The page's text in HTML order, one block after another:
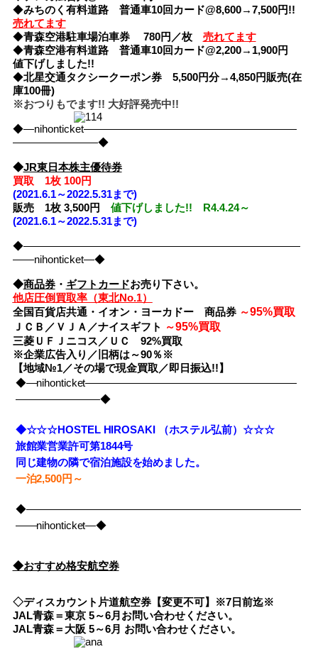
◆みちのく有料道路 普通車10回カード@8,600→7,500円!!
売れてます
◆青森空港駐車場泊車券 780円／枚
売れてます
◆青森空港有料道路 普通車10回カード@2,200→1,900円
値下げしました!!
◆北星交通タクシークーポン券 5,500円分→4,850円販売(在
庫100冊)
※おつりもでます!! 大好評発売中!!
◆―nihonticket――――――――――――――――――――
――――――――◆
◆JR東日本株主優待券
買取 1枚 100円
(2021.6.1～2022.5.31まで)
販売 1枚 3,500円 値下げしました!! R4.4.24～
(2021.6.1～2022.5.31まで)
◆――――――――――――――――――――――――――
――nihonticket―◆
◆商品券・ ギフトカードお売り下さい。
他店圧倒買取率（東北No.1）
全国百貨店共通・イオン・ヨーカドー 商品券～95%買取
ＪＣＢ／ＶＪＡ／ナイスギフト ～95%買取
三菱ＵＦＪニコス／ＵＣ 92%買取
※企業広告入り／旧柄は～90％※
【地域№1／その場で現金買取／即日振込!!】
◆―nihonticket――――――――――――――――――――
――――――――◆
◆☆☆☆HOSTEL HIROSAKI （ホステル弘前）☆☆☆
旅館業営業許可第1844号
同じ建物の隣で宿泊施設を始めました。
一泊2,500円～
◆――――――――――――――――――――――――――
――nihonticket―◆
◆おすすめ格安航空券
◇ディスカウント片道航空券【変更不可】※7日前迄※
JAL青森＝東京 5～6月お問い合わせください。
JAL青森＝大阪 5～6月 お問い合わせください。